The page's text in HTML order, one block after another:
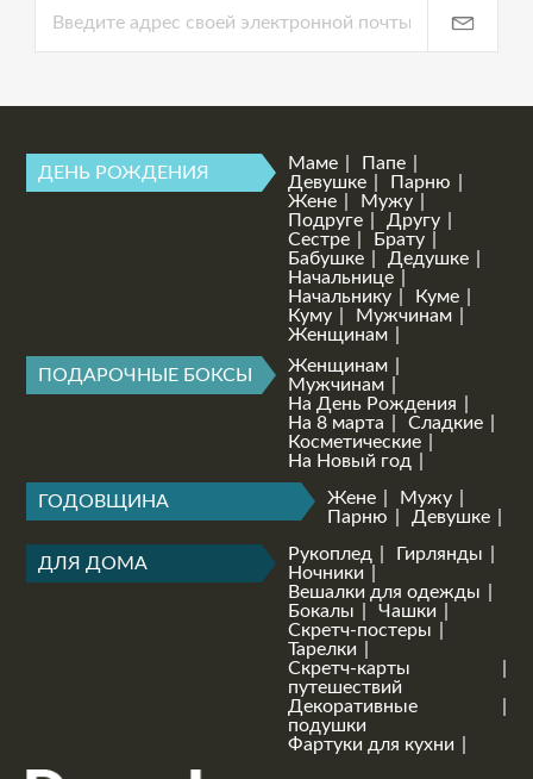
ДЕНЬ РОЖДЕНИЯ Маме
Папе
Девушке
Парню
Жене
Мужу
Подруге
Другу
Сестре
Брату
Бабушке
Дедушке
Начальнице
Начальнику
Куме
Куму
Мужчинам
Женщинам
ПОДАРОЧНЫЕ БОКСЫ
Женщинам
Мужчинам
На День Рождения
На 8 марта
Сладкие
Косметические
На Новый год
ГОДОВЩИНА Жене
Мужу
Парню
Девушке
ДЛЯ ДОМА Рукоплед
Гирлянды
Ночники
Вешалки для одежды
Бокалы
Чашки
Скретч-постеры
Тарелки
Скретч-карты
путешествий
Декоративные
подушки
Фартуки для кухни